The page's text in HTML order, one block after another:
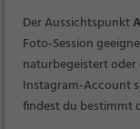
Der Aussichtspunkt
Foto-Session
naturbegeistert
Instagram-Account
findest du bestimmt